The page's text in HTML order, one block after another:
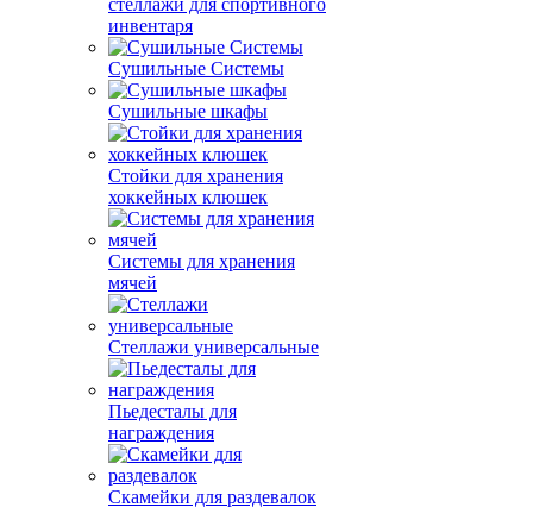
стеллажи для спортивного
инвентаря
Сушильные Системы
Сушильные шкафы
Стойки для хранения
хоккейных клюшек
Системы для хранения
мячей
Стеллажи универсальные
Пьедесталы для
награждения
Скамейки для раздевалок